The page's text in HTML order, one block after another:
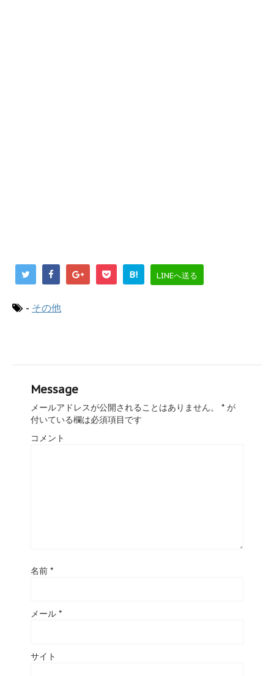
B! LINEへ送る
- その他
Message
メールアドレスが公開されることはありません。 * が
付いている欄は必須項目です
コメント
名前 *
メール *
サイト